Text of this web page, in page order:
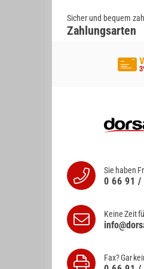
Sicher und bequem
Zahlungsarten
Sie haben
0 66 91 /
Keine Zeit
Fax? Gar